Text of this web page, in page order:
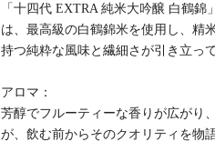
「十四代 EXTRA 純米大吟醸 白鶴
は、最高級の白鶴錦米を使用し、精
持つ純粋な風味と繊細さが引き立っ
アロマ：
芳醇でフルーティーな香りが広がり
が、飲む前からそのクオリティを物